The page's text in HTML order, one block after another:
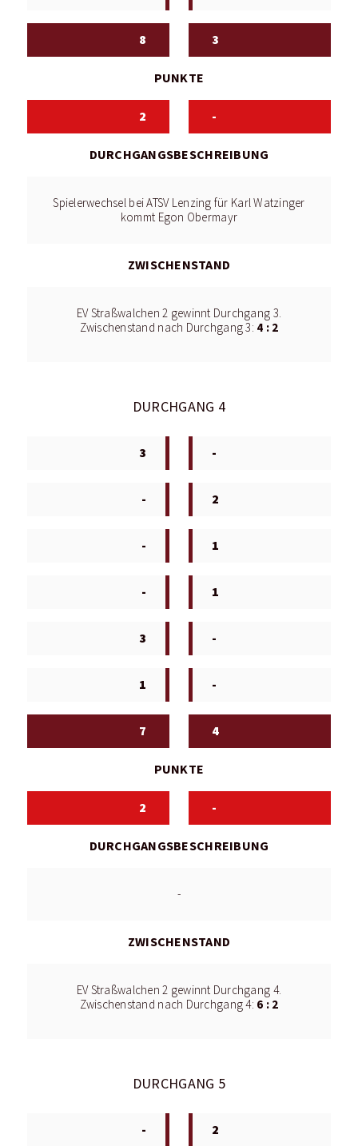
8 3
PUNKTE
2 -
DURCHGANGSBESCHREIBUNG
Spielerwechsel bei ATSV Lenzing für Karl Watzinger
kommt Egon Obermayr
ZWISCHENSTAND
EV Straßwalchen 2 gewinnt Durchgang 3.
Zwischenstand nach Durchgang 3: 4 : 2
DURCHGANG 4
3 -
- 2
- 1
- 1
3 -
1 -
7 4
PUNKTE
2 -
DURCHGANGSBESCHREIBUNG
-
ZWISCHENSTAND
EV Straßwalchen 2 gewinnt Durchgang 4.
Zwischenstand nach Durchgang 4: 6 : 2
DURCHGANG 5
- 2